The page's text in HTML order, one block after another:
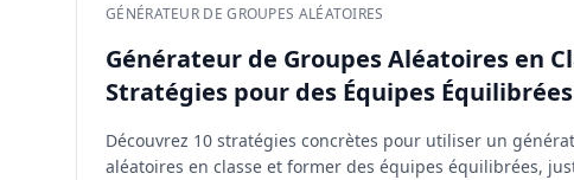
GÉNÉRATEUR DE GROUPES ALÉATOIRES
Générateur de Groupes Aléatoires en
Stratégies pour des Équipes Équilibrées
Découvrez 10 stratégies concrètes pour utiliser un
aléatoires en classe et former des équipes équilibrées,